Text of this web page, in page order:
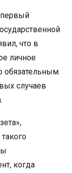
первый
что в
личное
обязательным.
случаев
когда